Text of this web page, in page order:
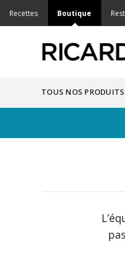
Recettes Boutique
TOUS NOS PRODUITS